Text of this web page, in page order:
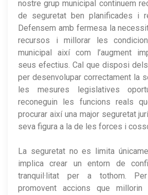
nostre grup municipal continuem
de seguretat ben planificades i
Defensem amb fermesa la
recursos i millorar les
municipal així com l’augment
seus efectius. Cal que disposi
per desenvolupar correctament la
les mesures legislatives
reconeguin les funcions reals
procurar així una major seguretat
seva figura a la de les forces i
La seguretat no es limita
implica crear un entorn de
tranquil·litat per a tothom.
promovent accions que